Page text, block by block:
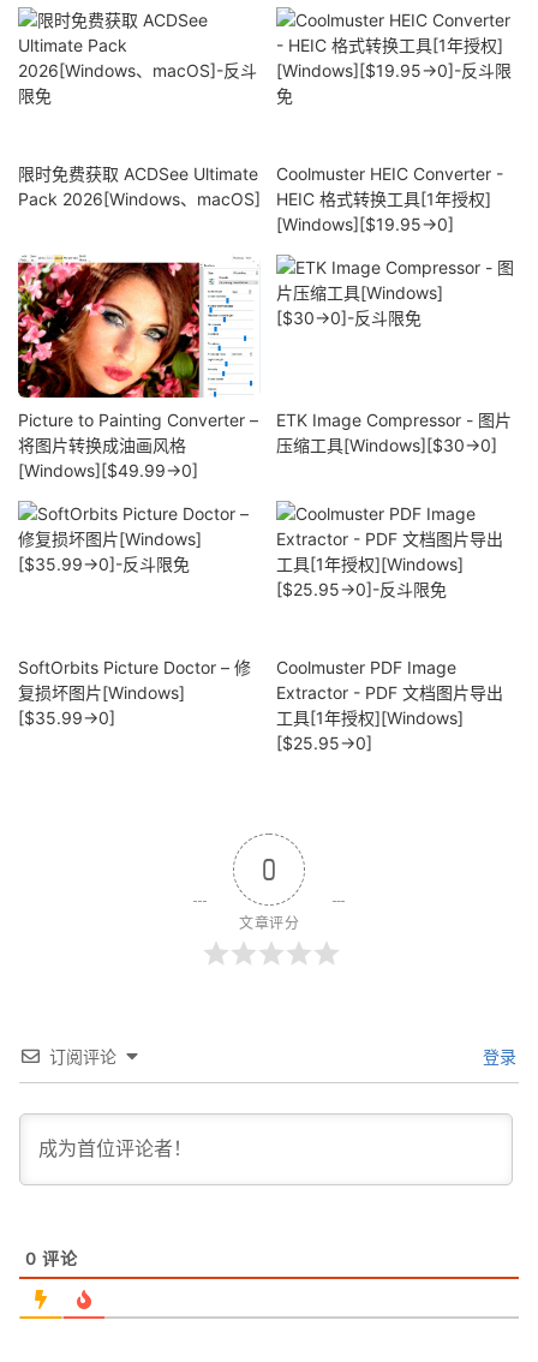
限时免费获取 ACDSee Ultimate
Pack 2026[Windows、macOS]
Coolmuster HEIC Converter -
HEIC 格式转换工具[1年授权]
[Windows][$19.95→0]
Picture to Painting Converter –
将图片转换成油画风格
[Windows][$49.99→0]
ETK Image Compressor - 图片
压缩工具[Windows][$30→0]
SoftOrbits Picture Doctor – 修
复损坏图片[Windows]
[$35.99→0]
Coolmuster PDF Image
Extractor - PDF 文档图片导出
工具[1年授权][Windows]
[$25.95→0]
0
文章评分
订阅评论 登录
0 评论